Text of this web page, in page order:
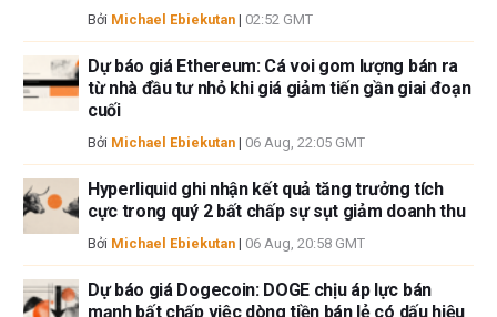
Bởi Michael Ebiekutan | 02:52 GMT
Dự báo giá Ethereum: Cá voi gom lượng bán ra
từ nhà đầu tư nhỏ khi giá giảm tiến gần giai đoạn
cuối
Bởi Michael Ebiekutan | 06 Aug, 22:05 GMT
Hyperliquid ghi nhận kết quả tăng trưởng tích
cực trong quý 2 bất chấp sự sụt giảm doanh thu
Bởi Michael Ebiekutan | 06 Aug, 20:58 GMT
Dự báo giá Dogecoin: DOGE chịu áp lực bán
mạnh bất chấp việc dòng tiền bán lẻ có dấu hiệu